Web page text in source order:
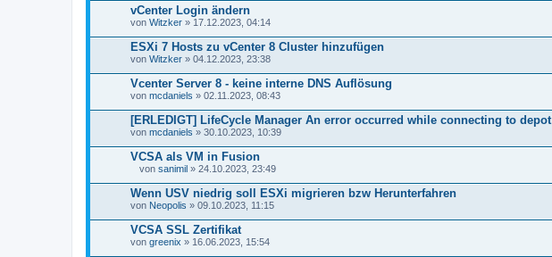
a
n
a
n
g
vCenter Login ändern
von Witzker » 17.12.2023, 04:14
ESXi 7 Hosts zu vCenter 8 Cluster hinzufügen
von Witzker » 04.12.2023, 23:38
Vcenter Server 8 - keine interne DNS Auflösung
von mcdaniels » 02.11.2023, 08:43
[ERLEDIGT] LifeCycle Manager An error occurred while connecting to depot
von mcdaniels » 30.10.2023, 10:39
VCSA als VM in Fusion
a
t
e
i
a
n
von sanimil » 24.10.2023, 23:49
Wenn USV niedrig soll ESXi migrieren bzw Herunterfahren
von Neopolis » 09.10.2023, 11:15
VCSA SSL Zertifikat
von greenix » 16.06.2023, 15:54